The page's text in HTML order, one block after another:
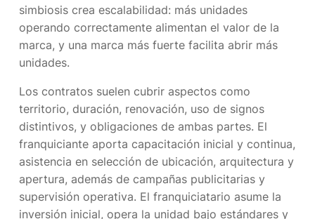
simbiosis crea escalabilidad: más unidades
operando correctamente alimentan el valor de la
marca, y una marca más fuerte facilita abrir más
unidades.
Los contratos suelen cubrir aspectos como
territorio, duración, renovación, uso de signos
distintivos, y obligaciones de ambas partes. El
franquiciante aporta capacitación inicial y continua,
asistencia en selección de ubicación, arquitectura y
apertura, además de campañas publicitarias y
supervisión operativa. El franquiciatario asume la
inversión inicial, opera la unidad bajo estándares y